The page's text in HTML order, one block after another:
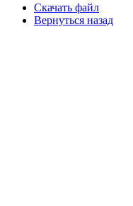
Скачать файл
Вернуться назад